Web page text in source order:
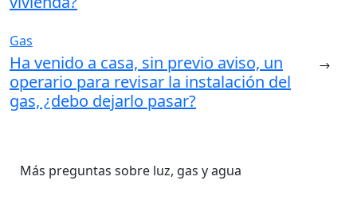
Gas
Ha venido a casa, sin previo aviso, un
operario para revisar la instalación del
gas, ¿debo dejarlo pasar?
Más preguntas sobre luz, gas y agua